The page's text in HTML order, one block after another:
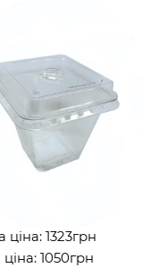
1323грн
1050грн